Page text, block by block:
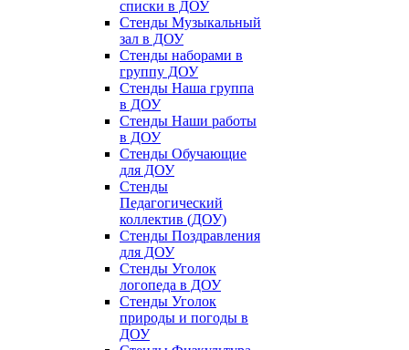
списки в ДОУ
Стенды Музыкальный
зал в ДОУ
Стенды наборами в
группу ДОУ
Стенды Наша группа
в ДОУ
Стенды Наши работы
в ДОУ
Стенды Обучающие
для ДОУ
Стенды
Педагогический
коллектив (ДОУ)
Стенды Поздравления
для ДОУ
Стенды Уголок
логопеда в ДОУ
Стенды Уголок
природы и погоды в
ДОУ